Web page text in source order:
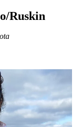
Ruskin